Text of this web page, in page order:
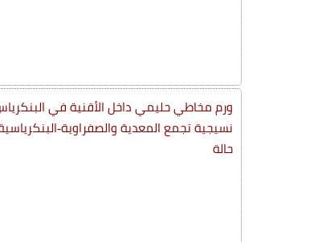
ورم مخاطي حليمي داخل الأقنية في
حالة